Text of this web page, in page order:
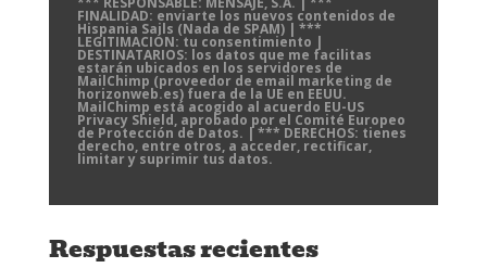
FINALIDAD: enviarte los nuevos contenidos de
Hispania Sails (Nada de SPAM) | ***
LEGITIMACIÓN: tu consentimiento |
DESTINATARIOS: los datos que me facilitas
estarán ubicados en los servidores de
MailChimp (proveedor de email marketing de
horizonweb.es) fuera de la UE en EEUU.
MailChimp está acogido al acuerdo EU-US
Privacy Shield, aprobado por el Comité Europeo
de Protección de Datos. | *** DERECHOS: tienes
derecho, entre otros, a acceder, rectificar,
limitar y suprimir tus datos.
Respuestas recientes